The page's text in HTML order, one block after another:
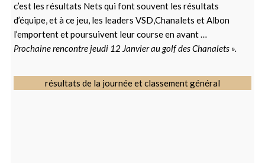
c’est les résultats Nets qui font souvent les résultats
d’équipe, et à ce jeu, les leaders VSD,Chanalets et Albon
l’emportent et poursuivent leur course en avant …
Prochaine rencontre jeudi 12 Janvier au golf des Chanalets ».
résultats de la journée et classement général